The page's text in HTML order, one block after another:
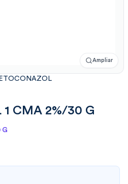
Ampliar
1 CMA 2%/30 G
G